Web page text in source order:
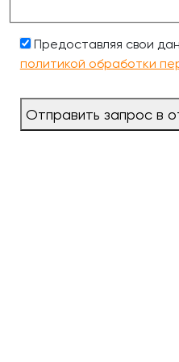
Предоставляя свои
политикой обработки
Отправить запрос в